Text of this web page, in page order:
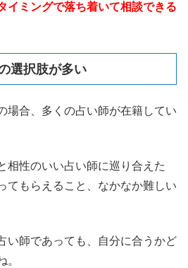
イミングで落ち着いて相談できる
選択肢が多い
場合、多くの占い師が在籍してい
相性のいい占い師に巡り合えた
てもらえること、なかなか難しい
い師であっても、自分に合うかど
。